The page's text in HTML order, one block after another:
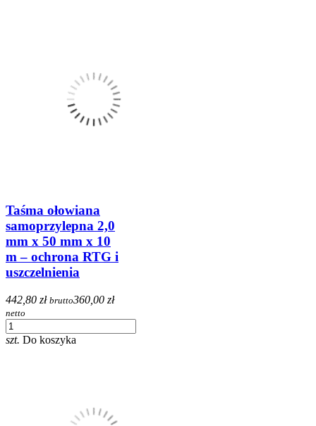
Taśma ołowiana
samoprzylepna 2,0
mm x 50 mm x 10
m – ochrona RTG i
uszczelnienia
442,80 zł brutto360,00 zł
netto
szt. Do koszyka